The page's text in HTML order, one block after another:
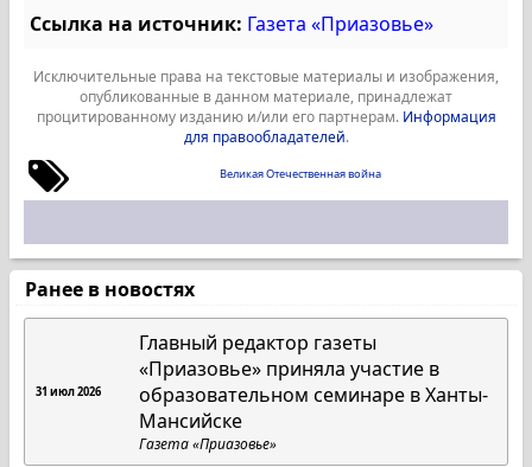
Ссылка на источник: Газета «Приазовье»
Исключительные права на текстовые материалы и изображения,
опубликованные в данном материале, принадлежат
процитированному изданию и/или его партнерам. Информация
для правообладателей.
Великая Отечественная война
Ранее в новостях
31 июл 2026
Главный редактор газеты
«Приазовье» приняла участие в
образовательном семинаре в Ханты-
Мансийске
Газета «Приазовье»